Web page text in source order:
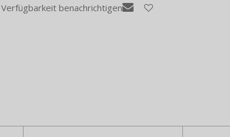
benachrichtigen